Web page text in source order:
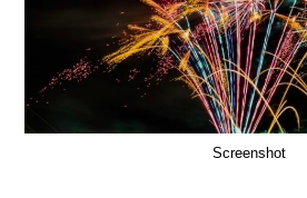
Screenshot